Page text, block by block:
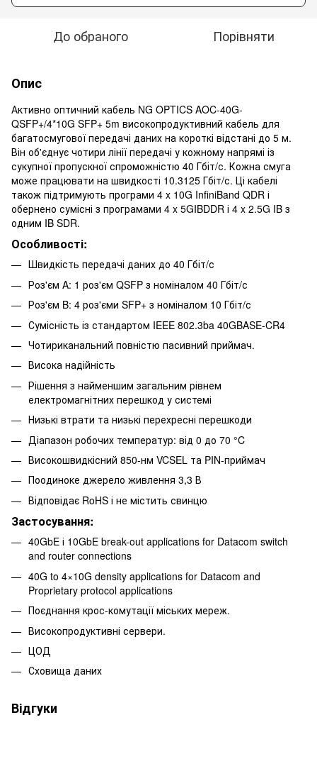
До обраного Порівняти
Опис
Активно оптичний кабель NG OPTICS AOC-40G-
QSFP+/4*10G SFP+ 5m високопродуктивний кабель для
багатосмугової передачі даних на короткі відстані до 5 м.
Він об'єднує чотири лінії передачі у кожному напрямі із
сукупної пропускної спроможністю 40 Гбіт/с. Кожна смуга
може працювати на швидкості 10.3125 Гбіт/с. Ці кабелі
також підтримують програми 4 x 10G InfiniBand QDR і
обернено сумісні з програмами 4 x 5GIBDDR і 4 x 2.5G IB з
одним IB SDR.
Особливості:
Швидкість передачі даних до 40 Гбіт/с
Роз'єм A: 1 роз'єм QSFP з номіналом 40 Гбіт/с
Роз'єм B: 4 роз'єми SFP+ з номіналом 10 Гбіт/с
Сумісність із стандартом IEEE 802.3ba 40GBASE-CR4
Чотириканальний повністю пасивний приймач.
Висока надійність
Рішення з найменшим загальним рівнем
електромагнітних перешкод у системі
Низькі втрати та низькі перехресні перешкоди
Діапазон робочих температур: від 0 до 70 °C
Високошвидкісний 850-нм VCSEL та PIN-приймач
Поодиноке джерело живлення 3,3 В
Відповідає RoHS і не містить свинцю
Застосування:
40GbE і 10GbE break-out applications for Datacom switch
and router connections
40G to 4×10G density applications for Datacom and
Proprietary protocol applications
Поєднання крос-комутації міських мереж.
Високопродуктивні сервери.
ЦОД
Сховища даних
Відгуки